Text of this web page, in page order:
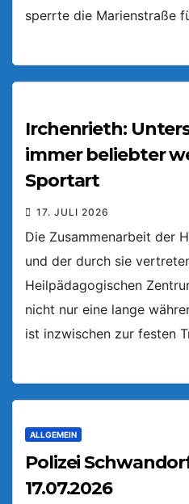
sperrte die Marienstraße
Irchenrieth:
immer beliebter
Sportart
17. JULI 2026
Die Zusammenarbeit der
und der durch sie
Heilpädagogischen
nicht nur eine lange
ist inzwischen zur festen
ALLGEMEIN
Polizei
17.07.2026